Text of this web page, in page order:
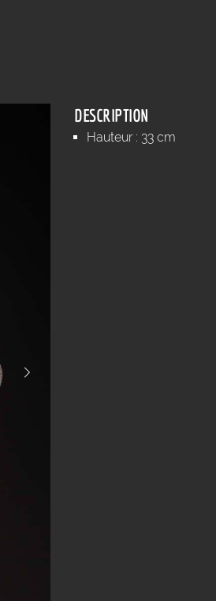
DESCRIPTION
Hauteur : 33 cm